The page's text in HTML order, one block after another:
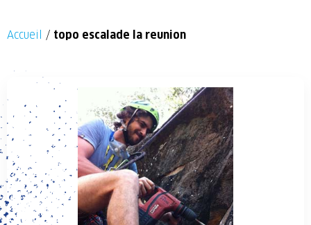
Accueil / topo escalade la reunion